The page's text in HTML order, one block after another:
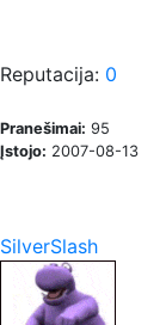
Reputacija: 0
Pranešimai: 95
Įstojo: 2007-08-13
SilverSlash